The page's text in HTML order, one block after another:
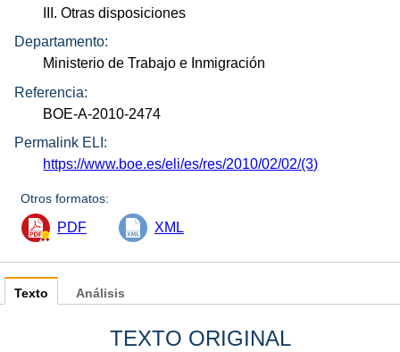
III. Otras disposiciones
Departamento:
Ministerio de Trabajo e Inmigración
Referencia:
BOE-A-2010-2474
Permalink ELI:
https://www.boe.es/eli/es/res/2010/02/02/(3)
Otros formatos:
PDF XML
Texto
TEXTO ORIGINAL
Análisis